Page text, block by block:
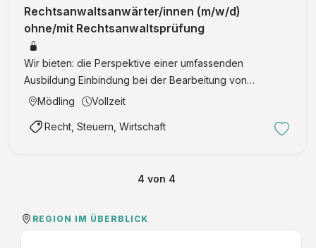
Rechtsanwaltsanwärter/innen (m/w/d)
ohne/mit Rechtsanwaltsprüfung
Wir bieten: die Perspektive einer umfassenden
Ausbildung Einbindung bei der Bearbeitung von
nationalen und internationalen Causen ein angenehmes
Mödling Vollzeit
Recht, Steuern, Wirtschaft
4 von 4
REGION IM ÜBERBLICK